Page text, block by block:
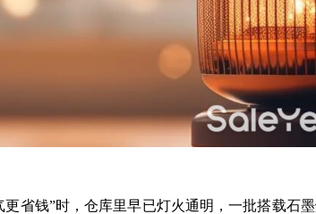
省钱”时，仓库里早已灯火通明，一批搭载石